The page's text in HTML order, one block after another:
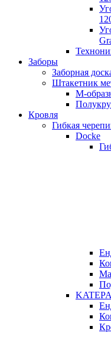
Заборы
Заборная
Штакетник
М-
Кровля
Гибкая
Docke